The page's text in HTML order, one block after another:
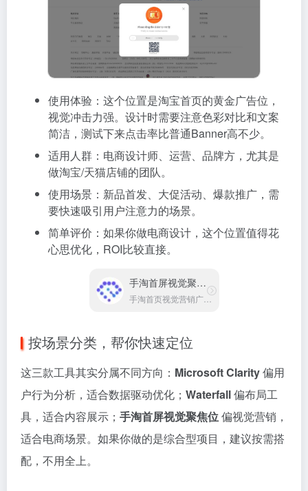
使用体验：这个位置是淘宝首页的黄金广告位，
视觉冲击力强。设计时需要注意色彩对比和文案
简洁，测试下来点击率比普通Banner高不少。
适用人群：电商设计师、运营、品牌方，尤其是
做淘宝/天猫店铺的团队。
使用场景：新品首发、大促活动、爆款推广，需
要快速吸引用户注意力的场景。
简单评价：如果你做电商设计，这个位置值得花
心思优化，ROI比较直接。
手淘首屏视觉聚焦位
手淘首页视觉营销广告位
按场景分类，帮你快速定位
这三款工具其实分属不同方向： Microsoft Clarity偏用
户行为分析，适合数据驱动优化； Waterfall偏布局工
具，适合内容展示； 手淘首屏视觉聚焦位偏视觉营销，
适合电商场景。如果你做的是综合型项目，建议按需搭
配，不用全上。